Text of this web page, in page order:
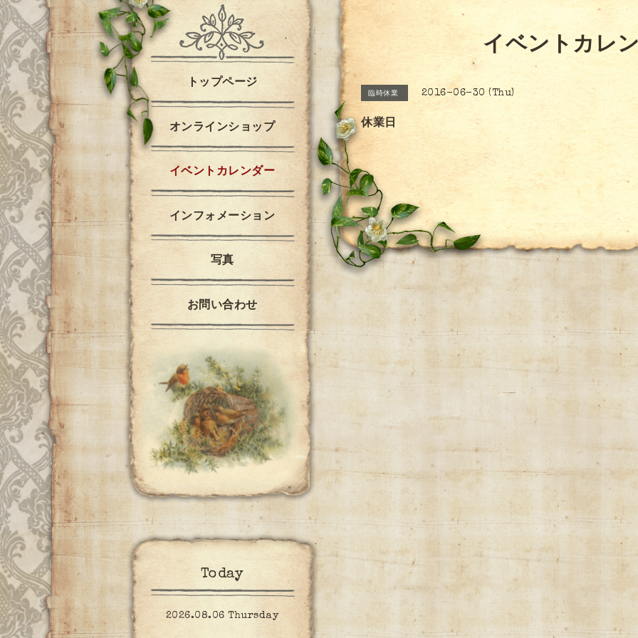
イベントカレ
臨時休業 2016-06-30 (Thu)
休業日
トップページ
オンラインショップ
イベントカレンダー
インフォメーション
写真
お問い合わせ
Today
2026.08.06 Thursday